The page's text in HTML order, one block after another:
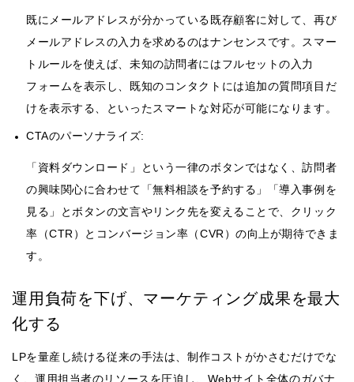
既にメールアドレスが分かっている既存顧客に対して、再び
メールアドレスの入力を求めるのはナンセンスです。スマー
トルールを使えば、未知の訪問者にはフルセットの入力
フォームを表示し、既知のコンタクトには追加の質問項目だ
けを表示する、といったスマートな対応が可能になります。
CTAのパーソナライズ:
「資料ダウンロード」という一律のボタンではなく、訪問者
の興味関心に合わせて「無料相談を予約する」「導入事例を
見る」とボタンの文言やリンク先を変えることで、クリック
率（CTR）とコンバージョン率（CVR）の向上が期待できま
す。
運用負荷を下げ、マーケティング成果を最大
化する
LPを量産し続ける従来の手法は、制作コストがかさむだけでな
く、運用担当者のリソースを圧迫し、Webサイト全体のガバナ